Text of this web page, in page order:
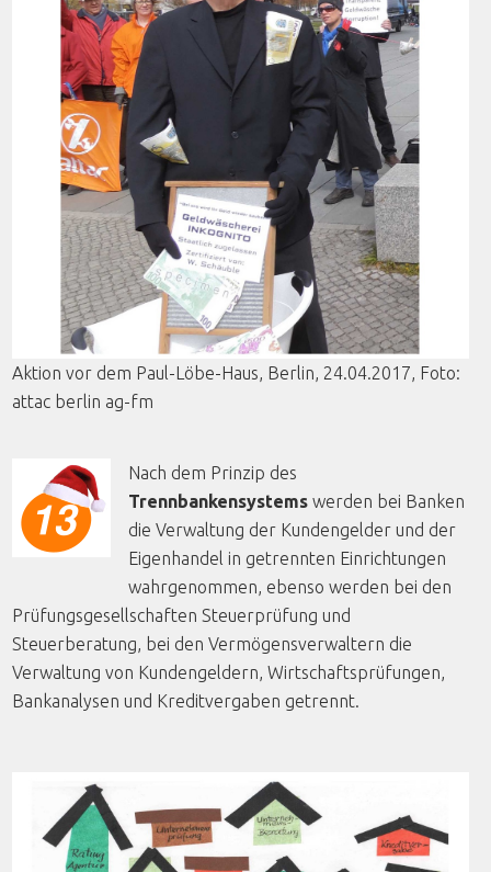
Aktion vor dem Paul-Löbe-Haus, Berlin, 24.04.2017, Foto
attac berlin ag-fm
Nach dem Prinzip des
Trennbankensystemswerden bei Banken
die Verwaltung der Kundengelder und der
Eigenhandel in getrennten Einrichtungen
wahrgenommen, ebenso werden bei den
Prüfungsgesellschaften Steuerprüfung und
Steuerberatung, bei den Vermögensverwaltern die
Verwaltung von Kundengeldern, Wirtschaftsprüfungen,
Bankanalysen und Kreditvergaben getrennt.